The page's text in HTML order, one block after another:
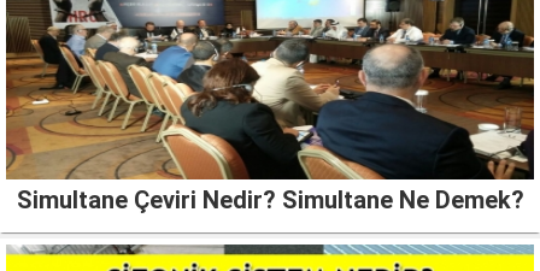
Simultane Çeviri Nedir? Simultane Ne Demek?